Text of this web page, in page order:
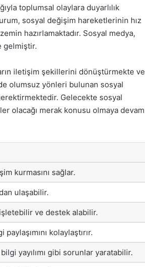
toplumsal olaylara duyarlılık
sosyal değişim hareketlerinin hız
hazırlamaktadır. Sosyal medya,
gelmiştir.
iletişim şekillerini dönüştürmekte ve
olumsuz yönleri bulunan sosyal
Gelecekte sosyal
olacağı merak konusu olmaya devam
kurmasını sağlar.
ulaşabilir.
ve destek alabilir.
kolaylaştırır.
bilgi yayılımı gibi sorunlar yaratabilir.